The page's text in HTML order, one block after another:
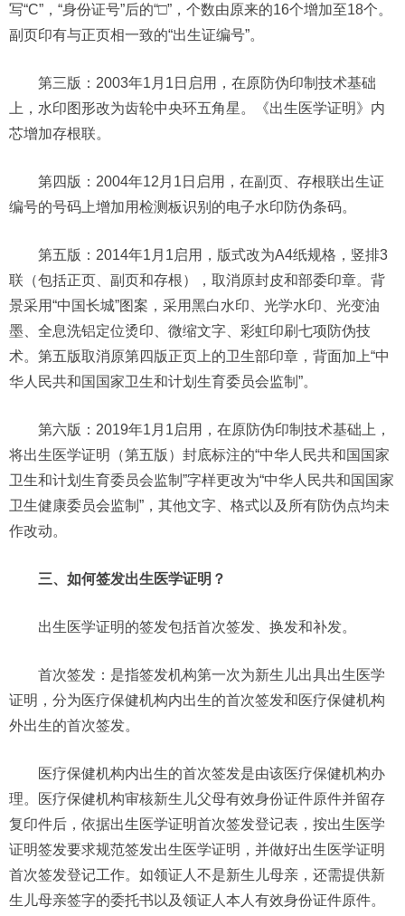
写“C”，“身份证号”后的“□”，个数由原来的16个增加至18个。
副页印有与正页相一致的“出生证编号”。
第三版：2003年1月1日启用，在原防伪印制技术基础
上，水印图形改为齿轮中央环五角星。《出生医学证明》内
芯增加存根联。
第四版：2004年12月1日启用，在副页、存根联出生证
编号的号码上增加用检测板识别的电子水印防伪条码。
第五版：2014年1月1启用，版式改为A4纸规格，竖排3
联（包括正页、副页和存根），取消原封皮和部委印章。背
景采用“中国长城”图案，采用黑白水印、光学水印、光变油
墨、全息洗铝定位烫印、微缩文字、彩虹印刷七项防伪技
术。第五版取消原第四版正页上的卫生部印章，背面加上“中
华人民共和国国家卫生和计划生育委员会监制”。
第六版：2019年1月1启用，在原防伪印制技术基础上，
将出生医学证明（第五版）封底标注的“中华人民共和国国家
卫生和计划生育委员会监制”字样更改为“中华人民共和国国家
卫生健康委员会监制”，其他文字、格式以及所有防伪点均未
作改动。
三、如何签发出生医学证明？
出生医学证明的签发包括首次签发、换发和补发。
首次签发：是指签发机构第一次为新生儿出具出生医学
证明，分为医疗保健机构内出生的首次签发和医疗保健机构
外出生的首次签发。
医疗保健机构内出生的首次签发是由该医疗保健机构办
理。医疗保健机构审核新生儿父母有效身份证件原件并留存
复印件后，依据出生医学证明首次签发登记表，按出生医学
证明签发要求规范签发出生医学证明，并做好出生医学证明
首次签发登记工作。如领证人不是新生儿母亲，还需提供新
生儿母亲签字的委托书以及领证人本人有效身份证件原件。